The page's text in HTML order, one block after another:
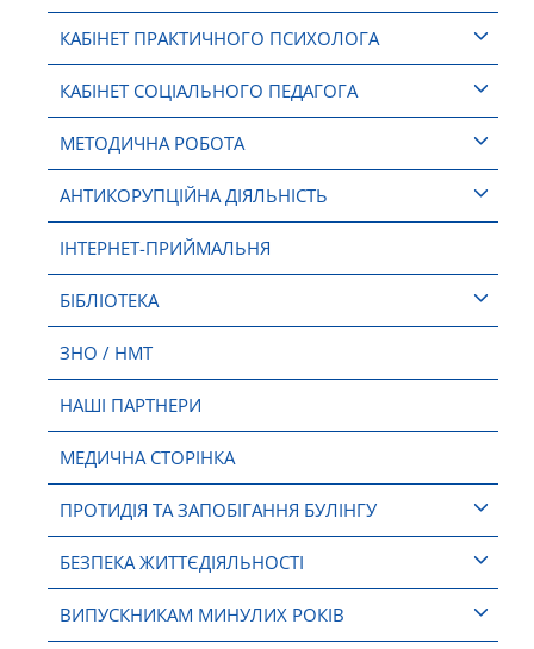
КАБІНЕТ ПРАКТИЧНОГО ПСИХОЛОГА
КАБІНЕТ СОЦІАЛЬНОГО ПЕДАГОГА
МЕТОДИЧНА РОБОТА
АНТИКОРУПЦІЙНА ДІЯЛЬНІСТЬ
ІНТЕРНЕТ-ПРИЙМАЛЬНЯ
БІБЛІОТЕКА
ЗНО / НМТ
НАШІ ПАРТНЕРИ
МЕДИЧНА СТОРІНКА
ПРОТИДІЯ ТА ЗАПОБІГАННЯ БУЛІНГУ
БЕЗПЕКА ЖИТТЄДІЯЛЬНОСТІ
ВИПУСКНИКАМ МИНУЛИХ РОКІВ